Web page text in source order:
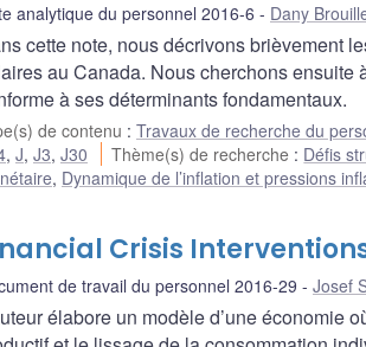
analytique du personnel 2016-6 Dany
cette note, nous décrivons brièvement
au Canada. Nous cherchons ensuite
à ses déterminants fondamentaux.
de contenu : Travaux de recherche du
, J, J3, J30 Thème(s) de recherche : Défis
, Dynamique de l’inflation et pressions
Crisis
de travail du personnel 2016-29 Josef
élabore un modèle d’une économie